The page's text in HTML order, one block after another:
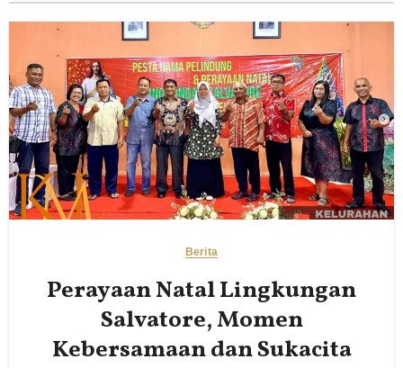
Berita
Perayaan Natal Lingkungan
Salvatore, Momen
Kebersamaan dan Sukacita